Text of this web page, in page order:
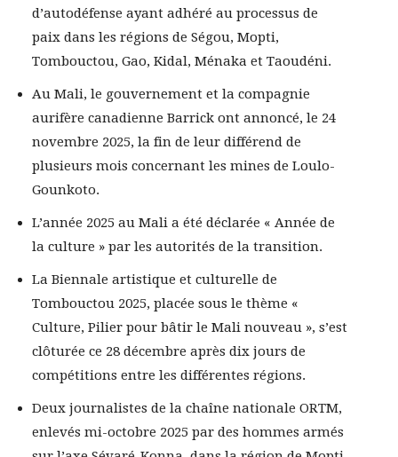
d’autodéfense ayant adhéré au processus de
paix dans les régions de Ségou, Mopti,
Tombouctou, Gao, Kidal, Ménaka et Taoudéni.
Au Mali, le gouvernement et la compagnie
aurifère canadienne Barrick ont annoncé, le 24
novembre 2025, la fin de leur différend de
plusieurs mois concernant les mines de Loulo-
Gounkoto.
L’année 2025 au Mali a été déclarée « Année de
la culture » par les autorités de la transition.
La Biennale artistique et culturelle de
Tombouctou 2025, placée sous le thème «
Culture, Pilier pour bâtir le Mali nouveau », s’est
clôturée ce 28 décembre après dix jours de
compétitions entre les différentes régions.
Deux journalistes de la chaîne nationale ORTM,
enlevés mi-octobre 2025 par des hommes armés